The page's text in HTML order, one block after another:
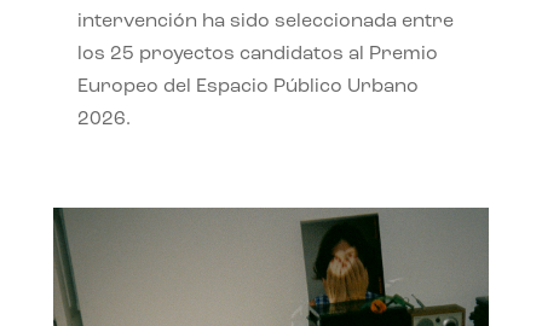
intervención ha sido seleccionada entre
los 25 proyectos candidatos al Premio
Europeo del Espacio Público Urbano
2026.